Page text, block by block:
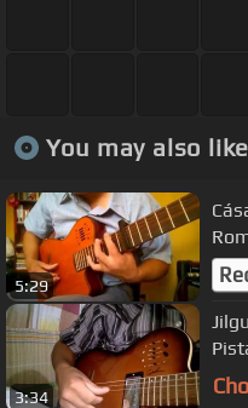
You may also
5:29
3:34